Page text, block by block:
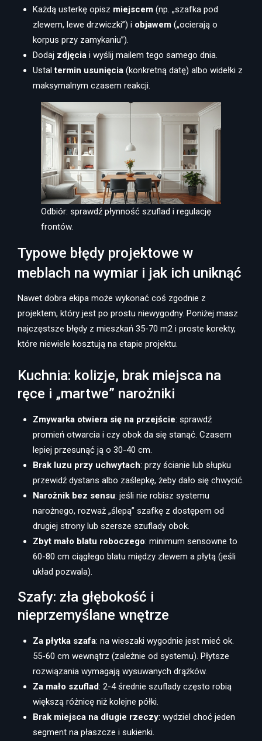
Każdą usterkę opisz miejscem (np. „szafka pod
zlewem, lewe drzwiczki”) i objawem („ocierają o
korpus przy zamykaniu”).
Dodaj zdjęcia i wyślij mailem tego samego dnia.
Ustaltermin usunięcia (konkretną datę) albo widełki z
maksymalnym czasem reakcji.
Odbiór: sprawdź płynność szuflad i regulację
frontów.
Typowe błędy projektowe w
meblach na wymiar i jak ich uniknąć
Nawet dobra ekipa może wykonać coś zgodnie z
projektem, który jest po prostu niewygodny. Poniżej masz
najczęstsze błędy z mieszkań 35-70 m2 i proste korekty,
które niewiele kosztują na etapie projektu.
Kuchnia: kolizje, brak miejsca na
ręce i „martwe” narożniki
Zmywarka otwiera się na przejście: sprawdź
promień otwarcia i czy obok da się stanąć. Czasem
lepiej przesunąć ją o 30-40 cm.
Brak luzu przy uchwytach: przy ścianie lub słupku
przewidź dystans albo zaślepkę, żeby dało się chwycić.
Narożnik bez sensu: jeśli nie robisz systemu
narożnego, rozważ „ślepą” szafkę z dostępem od
drugiej strony lub szersze szuflady obok.
Zbyt mało blatu roboczego: minimum sensowne to
60-80 cm ciągłego blatu między zlewem a płytą (jeśli
układ pozwala).
Szafy: zła głębokość i
nieprzemyślane wnętrze
Za płytka szafa: na wieszaki wygodnie jest mieć ok.
55-60 cm wewnątrz (zależnie od systemu). Płytsze
rozwiązania wymagają wysuwanych drążków.
Za mało szuflad: 2-4 średnie szuflady często robią
większą różnicę niż kolejne półki.
Brak miejsca na długie rzeczy: wydziel choć jeden
segment na płaszcze i sukienki.